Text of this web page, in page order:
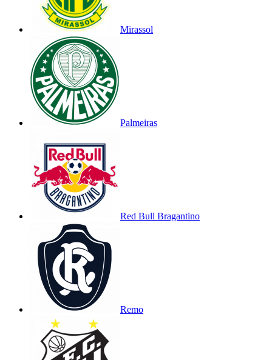
Mirassol
Palmeiras
Red Bull Bragantino
Remo